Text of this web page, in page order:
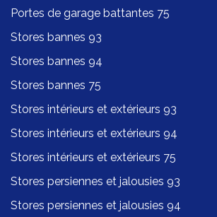
Portes de garage battantes 75
Stores bannes 93
Stores bannes 94
Stores bannes 75
Stores intérieurs et extérieurs 93
Stores intérieurs et extérieurs 94
Stores intérieurs et extérieurs 75
Stores persiennes et jalousies 93
Stores persiennes et jalousies 94